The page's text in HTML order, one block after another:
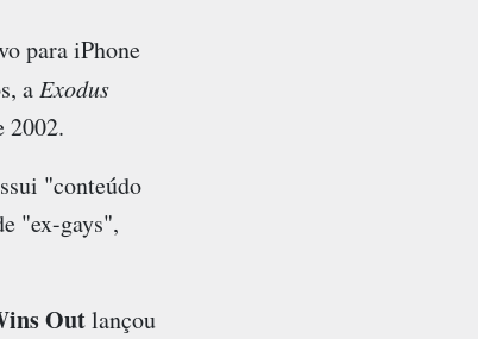
para iPhone
a Exodus
2002.
"conteúdo
"ex-gays",
Outlançou